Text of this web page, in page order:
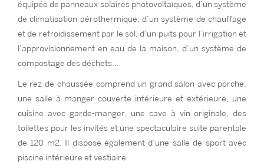
équipée de panneaux solaires photovoltaïques, d’un système
de climatisation aérothermique, d’un système de chauffage
et de refroidissement par le sol, d’un puits pour l’irrigation et
l’approvisionnement en eau de la maison, d’un système de
compostage des déchets…
Le rez-de-chaussée comprend un grand salon avec porche,
une salle à manger couverte intérieure et extérieure, une
cuisine avec garde-manger, une cave à vin originale, des
toilettes pour les invités et une spectaculaire suite parentale
de 120 m2. Il dispose également d’une salle de sport avec
piscine intérieure et vestiaire.